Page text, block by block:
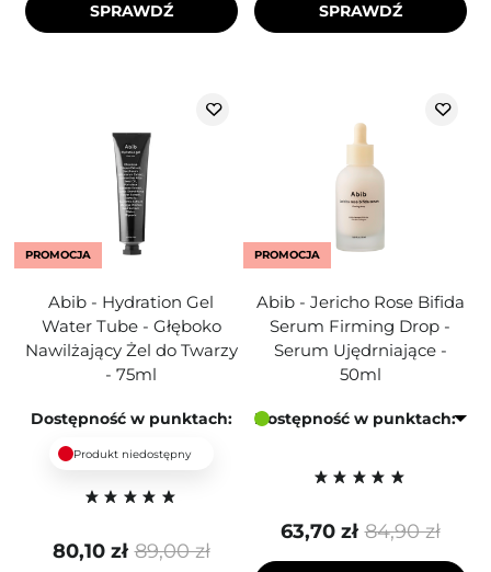
SPRAWDŹ SPRAWDŹ
PROMOCJA
Abib - Hydration Gel
Water Tube - Głęboko
Nawilżający Żel do Twarzy
- 75ml
Dostępność w punktach:
Produkt niedostępny
89,00 zł
80,10 zł
PROMOCJA
Abib - Jericho Rose Bifida
Serum Firming Drop -
Serum Ujędrniające -
50ml
Dostępność w punktach:
84,90 zł
63,70 zł